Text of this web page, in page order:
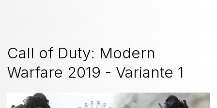
Call of Duty: Modern
Warfare 2019 - Variante 1